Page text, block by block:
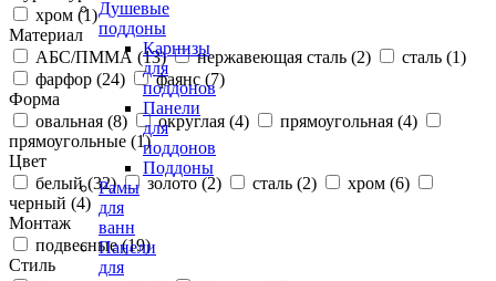
Душевые
поддоны
Карнизы
для
поддонов
Панели
для
поддонов
Поддоны
Рамы
для
ванн
Панели
для
хром (1)
Материал
АБС/ПММА (13) нержавеющая сталь (2) сталь (1)
фарфор (24) фаянс (7)
Форма
овальная (8) округлая (4) прямоугольная (4)
прямоугольные (1)
Цвет
белый (32) золото (2) сталь (2) хром (6)
черный (4)
Монтаж
подвесные (19)
Стиль